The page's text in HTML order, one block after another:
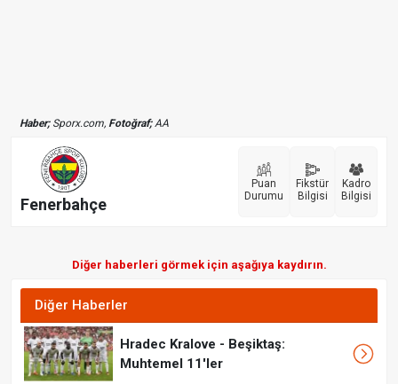
Haber;Sporx.com, Fotoğraf;AA
Fenerbahçe
Puan
Durumu
Fikstür
Bilgisi
Kadro
Bilgisi
Diğer haberleri görmek için aşağıya kaydırın.
Diğer Haberler
Hradec Kralove - Beşiktaş:
Muhtemel 11'ler